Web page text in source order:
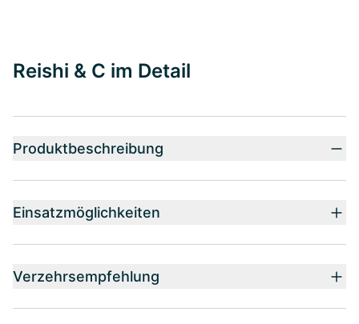
Reishi & C im Detail
Produktbeschreibung
Einsatzmöglichkeiten
Verzehrsempfehlung